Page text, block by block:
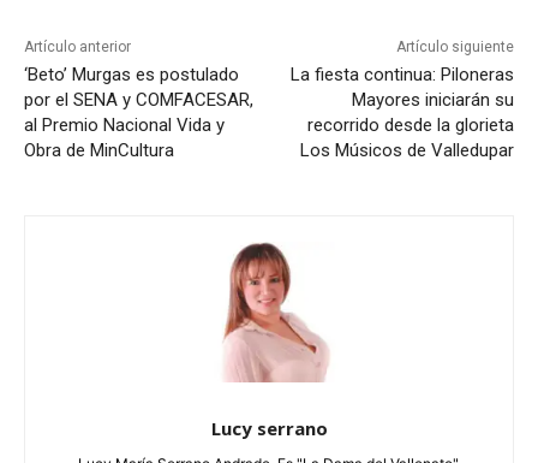
Artículo anterior
‘Beto’ Murgas es postulado
por el SENA y COMFACESAR,
al Premio Nacional Vida y
Obra de MinCultura
Artículo siguiente
La fiesta continua: Piloneras
Mayores iniciarán su
recorrido desde la glorieta
Los Músicos de Valledupar
Lucy serrano